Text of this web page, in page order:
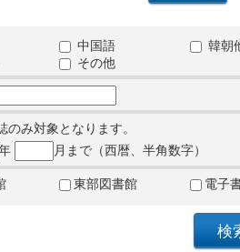
中国語 韓朝
その他
み対象となります。
月まで（西暦、半角数字）
東部図書館 電子